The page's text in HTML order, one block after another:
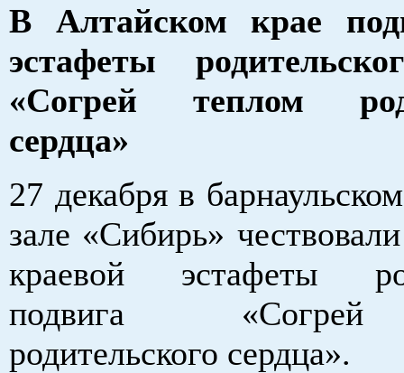
В Алтайском крае
эстафеты
«Согрей теплом
сердца»
27 декабря в
зале «Сибирь»
краевой эстафеты
подвига
родительского сердца».